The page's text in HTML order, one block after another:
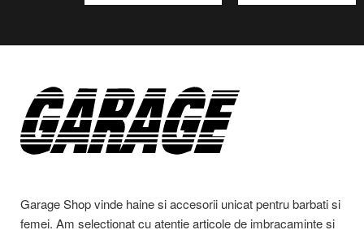
Garage Shop vinde haine si accesorii unicat pentru barbati si
femei. Am selectionat cu atentie articole de imbracaminte si